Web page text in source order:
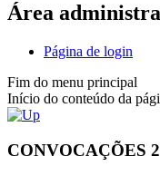
Área
Página de login
Fim do menu principal
Início do conteúdo da
CONVOCAÇÕES